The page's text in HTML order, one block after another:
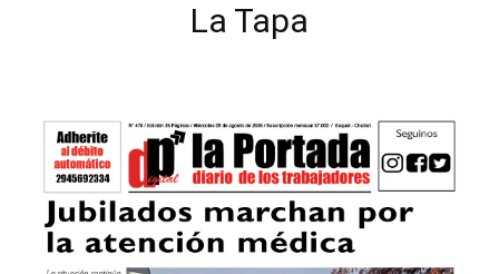
La Tapa